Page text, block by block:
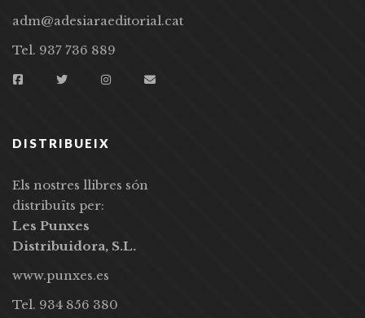
adm@adesiaraeditorial.cat
Tel. 937 736 889
DISTRIBUEIX
Els nostres llibres són
distribuïts per:
Les Punxes
Distribuidora, S.L.
www.punxes.es
Tel. 934 856 380